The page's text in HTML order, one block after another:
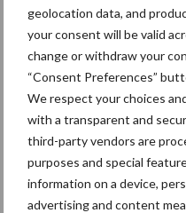
geolocation data, and
your consent will be valid
change or withdraw your
“Consent Preferences”
We respect your choices
with a transparent and
third-party vendors are
purposes and special
information on a device,
advertising and content
Vakpartners
SieV